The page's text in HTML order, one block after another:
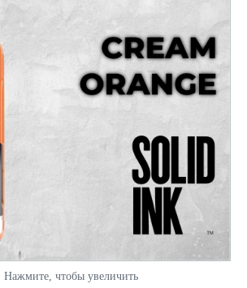
Нажмите, чтобы увеличить